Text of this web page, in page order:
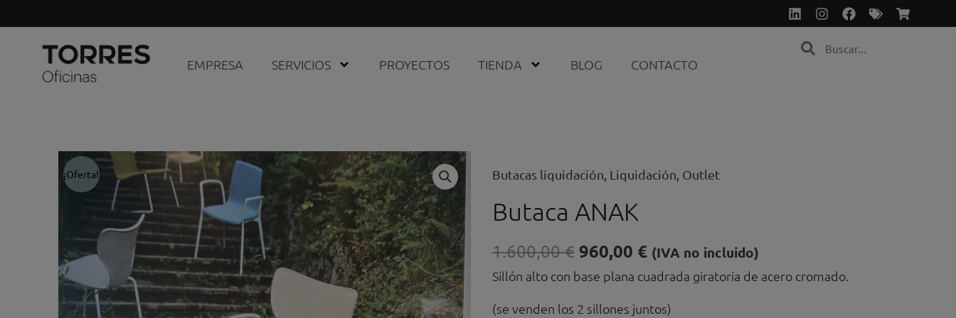
al
contenido
LinkedinInstagram
Facebook
Tags
cart
EMPRESA SERVICIOS PROYECTOS TIENDA BLOG CONTACTO
SearchSearch
¡Oferta! Butacas liquidación, Liquidación, Outlet
Butaca ANAK
1.600,00€ El
precio
original
era:
960,00 € El
precio
actual
es:
(IVA no incluido)
Sillón alto con base plana cuadrada giratoria de acero cromado.
(se venden los 2 sillones juntos)